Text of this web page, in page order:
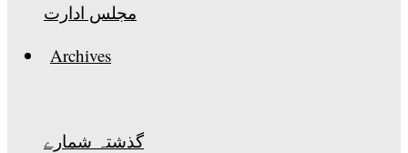
مجلس ادارت
Archives
گذشتہ شمارے